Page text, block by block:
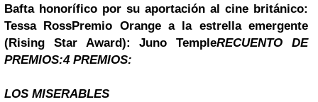
Bafta honorífico por su aportación al cine británico:
Tessa RossPremio Orangea la estrella emergente
(Rising Star Award):
Juno TempleRECUENTO DE
PREMIOS:4 PREMIOS:
LOS MISERABLES